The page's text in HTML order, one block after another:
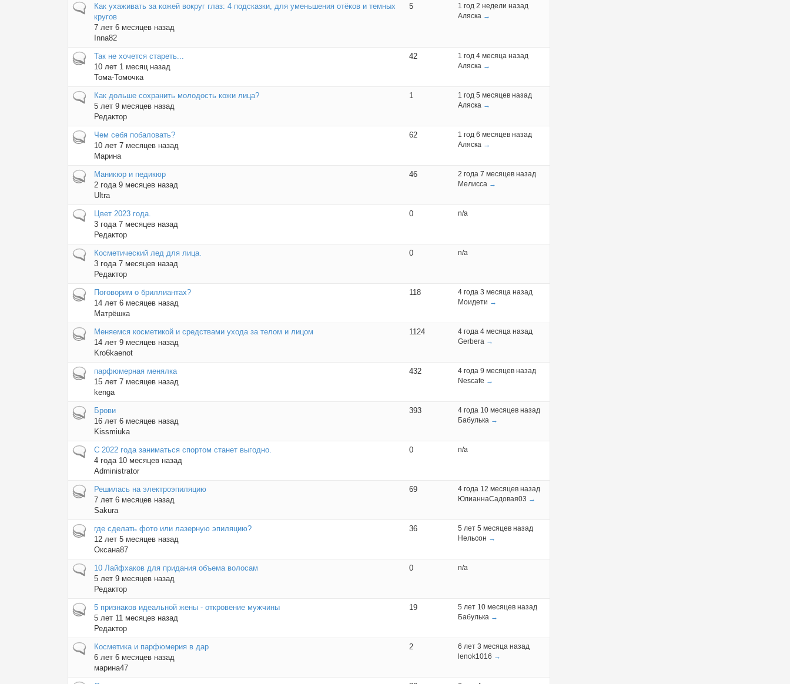
Обычная тема
Как ухаживать за кожей вокруг глаз: 4 подсказки, для уменьшения отёков и темных
кругов
7 лет 6 месяцев назад
Inna82
5
1 год 2 недели назад
Аляска →
Горячая тема
Так не хочется стареть...
10 лет 1 месяц назад
Тома-Томочка
42
1 год 4 месяца назад
Аляска →
Обычная тема
Как дольше сохранить молодость кожи лица?
5 лет 9 месяцев назад
Редактор
1
1 год 5 месяцев назад
Аляска →
Горячая тема
Чем себя побаловать?
10 лет 7 месяцев назад
Маринa
62
1 год 6 месяцев назад
Аляска →
Горячая темаМаникюр и педикюр
2 года 9 месяцев назад
Ultra
46
2 года 7 месяцев назад
Мелисса →
Обычная тема
Цвет 2023 года.
3 года 7 месяцев назад
Редактор
0 n/a
Обычная тема
Косметический лед для лица.
3 года 7 месяцев назад
Редактор
0 n/a
Горячая темаПоговорим о бриллиантах?
14 лет 6 месяцев назад
Матрёшка
118
4 года 3 месяца назад
Моидети →
Горячая темаМеняемся косметикой и средствами ухода за телом и лицом
14 лет 9 месяцев назад
Kro6kaenot
1124
4 года 4 месяца назад
Gerbera →
Горячая тема
парфюмерная менялка
15 лет 7 месяцев назад
kenga
432
4 года 9 месяцев назад
Nescafe →
Горячая тема
Брови
16 лет 6 месяцев назад
Kissmiuka
393
4 года 10 месяцев назад
Бабулька →
Обычная тема
С 2022 года заниматься спортом станет выгодно.
4 года 10 месяцев назад
Administrator
0 n/a
Горячая темаРешилась на электроэпиляцию
7 лет 6 месяцев назад
Sakura
69
4 года 12 месяцев назад
ЮлианнаСадовая03 →
Горячая тема
где сделать фото или лазерную эпиляцию?
12 лет 5 месяцев назад
Оксана87
36
5 лет 5 месяцев назад
Нельсон →
Обычная тема
10 Лайфхаков для придания объема волосам
5 лет 9 месяцев назад
Редактор
0 n/a
Горячая тема
5 признаков идеальной жены - откровение мужчины
5 лет 11 месяцев назад
Редактор
19
5 лет 10 месяцев назад
Бабулька →
Обычная тема
Косметика и парфюмерия в дар
6 лет 6 месяцев назад
марина47
2
6 лет 3 месяца назад
lenok1016 →